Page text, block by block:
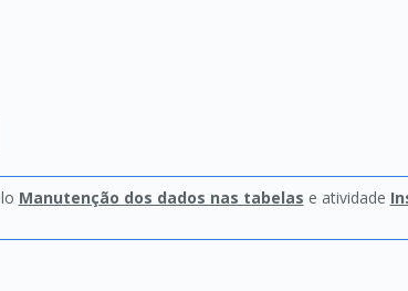
Manutenção dos dados nas tabelas e atividade